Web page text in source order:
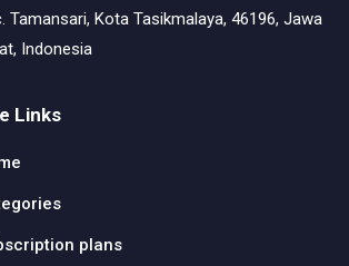
Tamansari, Kota Tasikmalaya, 46196, Jawa
Indonesia
Links
plans